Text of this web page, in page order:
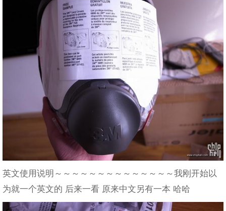
英文使用说明～～～～～～～～～～～～～～我刚开始以
为就一个英文的 后来一看 原来中文另有一本 哈哈